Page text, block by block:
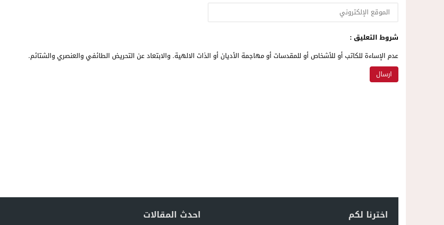
شروط التعليق :
عدم الإساءة للكاتب أو للأشخاص أو للمقدسات أو مهاجمة الأديان أو الذات الالهية. والابتعاد عن التحريض الطائفي والعنصري والشتائم.
اخترنا لكم احدث المقالات